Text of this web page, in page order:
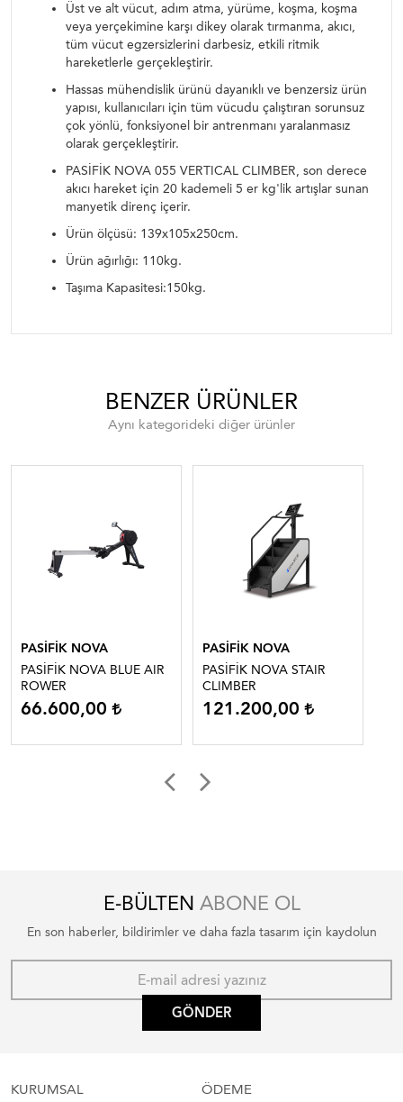
Üst ve alt vücut, adım atma, yürüme, koşma, koşma
veya yerçekimine karşı dikey olarak tırmanma, akıcı,
tüm vücut egzersizlerini darbesiz, etkili ritmik
hareketlerle gerçekleştirir.
Hassas mühendislik ürünü dayanıklı ve benzersiz ürün
yapısı, kullanıcıları için tüm vücudu çalıştıran sorunsuz
çok yönlü, fonksiyonel bir antrenmanı yaralanmasız
olarak gerçekleştirir.
PASİFİK NOVA 055 VERTICAL CLIMBER, son derece
akıcı hareket için 20 kademeli 5 er kg'lik artışlar sunan
manyetik direnç içerir.
Ürün ölçüsü: 139x105x250cm.
Ürün ağırlığı: 110kg.
Taşıma Kapasitesi:150kg.
BENZER ÜRÜNLER
Aynı kategorideki diğer ürünler
PASİFİK NOVA
PASİFİK NOVA BLUE AIR
ROWER
66.600,00
PASİFİK NOVA
PASİFİK NOVA STAIR
CLIMBER
121.200,00
E-BÜLTEN ABONE OL
En son haberler, bildirimler ve daha fazla tasarım için kaydolun
GÖNDER
KURUMSAL ÖDEME